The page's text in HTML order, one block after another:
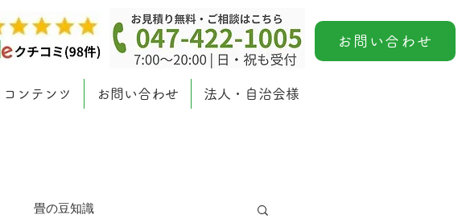
お問い合わせ
コンテンツ お問い合わせ 法人・自治会様
畳の豆知識